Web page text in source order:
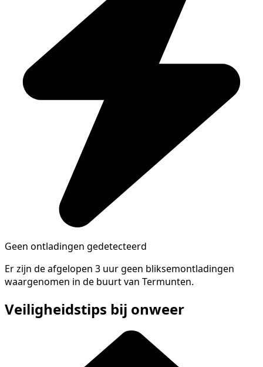
Geen ontladingen gedetecteerd
Er zijn de afgelopen 3 uur geen bliksemontladingen
waargenomen in de buurt van Termunten.
Veiligheidstips bij onweer